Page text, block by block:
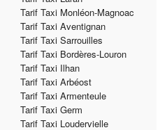
Tarif Taxi Monléon-Magnoac
Tarif Taxi Aventignan
Tarif Taxi Sarrouilles
Tarif Taxi Bordères-Louron
Tarif Taxi Ilhan
Tarif Taxi Arbéost
Tarif Taxi Armenteule
Tarif Taxi Germ
Tarif Taxi Loudervielle